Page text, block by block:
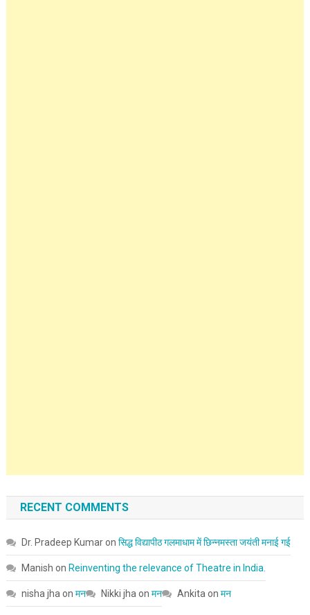
RECENT COMMENTS
Dr. Pradeep Kumaron सिद्ध विद्यापीठ गलमाधाम में छिन्नमस्ता जयंती मनाई गई
Manish on Reinventing the relevance of Theatre in India.
nisha jha on मन Nikki jha on मन Ankita on मन